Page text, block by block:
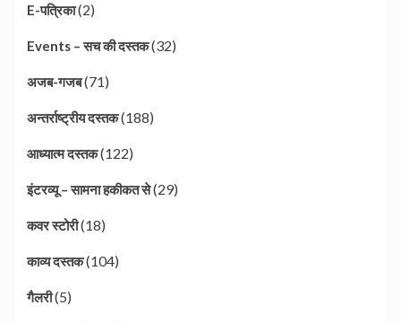
E-पत्रिका(2)
Events – सच की दस्तक(32)
अजब-गजब(71)
अन्तर्राष्ट्रीय दस्तक(188)
आध्यात्म दस्तक(122)
इंटरव्यू – सामना हकीकत से(29)
कवर स्टोरी(18)
काव्य दस्तक(104)
गैलरी(5)